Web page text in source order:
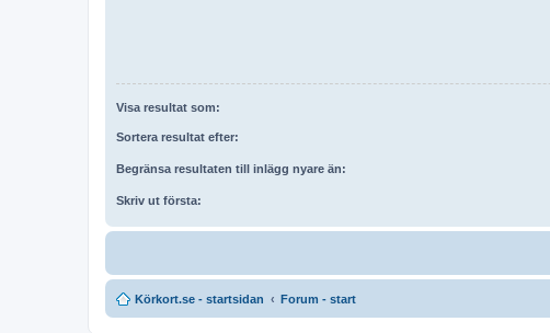
Visa resultat som:
Sortera resultat efter:
Begränsa resultaten till inlägg nyare än:
Skriv ut första:
Körkort.se - startsidan Forum - start